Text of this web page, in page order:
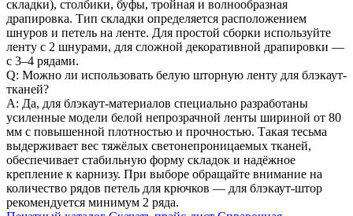
складки), столбики, буфы, тройная и волнообразная
драпировка. Тип складки определяется расположением
шнуров и петель на ленте. Для простой сборки используйте
ленту с 2 шнурами, для сложной декоративной драпировки —
с 3–4 рядами.
Q: Можно ли использовать белую шторную ленту для блэкаут-
тканей?
A: Да, для блэкаут-материалов специально разработаны
усиленные модели белой непрозрачной ленты шириной от 80
мм с повышенной плотностью и прочностью. Такая тесьма
выдерживает вес тяжёлых светонепроницаемых тканей,
обеспечивает стабильную форму складок и надёжное
крепление к карнизу. При выборе обращайте внимание на
количество рядов петель для крючков — для блэкаут-штор
рекомендуется минимум 2 ряда.